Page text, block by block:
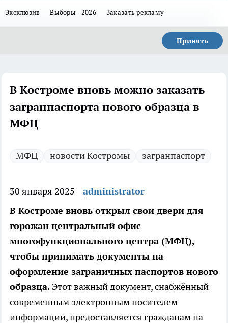
Эксклюзив Выборы - 2026 Заказать рекламу
Принять
В Костроме вновь можно заказать
загранпаспорта нового образца в
МФЦ
МФЦ новости Костромы загранпаспорт
30 января 2025
administrator
В Костроме вновь открыл свои двери для
горожан центральный офис
многофункционального центра (МФЦ),
чтобы принимать документы на
оформление заграничных паспортов нового
образца. Этот важный документ, снабжённый
современным электронным носителем
информации, предоставляется гражданам на